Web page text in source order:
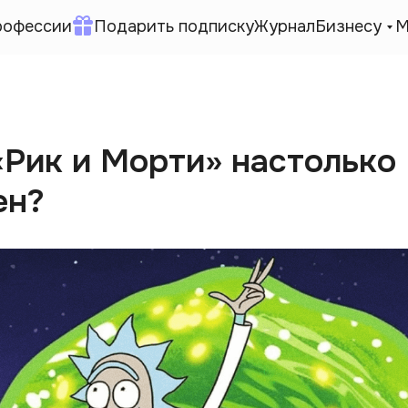
Подарить подпискуЖурналБизнесу
и Морти» настолько